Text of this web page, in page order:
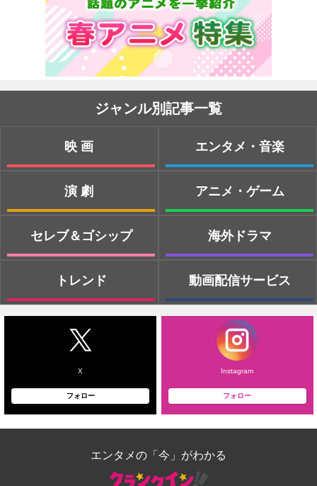
ジャンル別記事一覧
映画
演劇
セレブ＆ゴシップ
トレンド
エンタメ・音楽
アニメ・ゲーム
海外ドラマ
動画配信サービス
X
フォロー
Instagram
フォロー
エンタメの「今」がわかる